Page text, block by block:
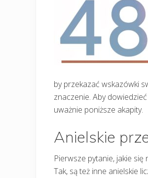
by przekazać wskazówki
znaczenie. Aby
uważnie poniższe akapity.
Anielskie
Pierwsze pytanie, jakie
Tak, są też inne anielskie